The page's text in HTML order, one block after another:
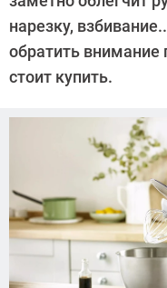
нарезку,
обратить
стоит купить.